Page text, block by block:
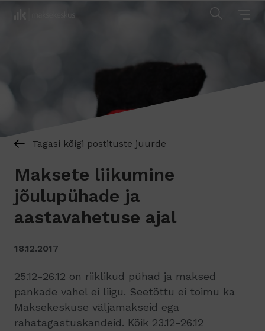
Tagasi kõigi postituste juurde
Maksete liikumine
jõulupühade ja
aastavahetuse ajal
18.12.2017
25.12-26.12 on riiklikud pühad ja maksed
pankade vahel ei liigu. Seetõttu ei toimu ka
Maksekeskuse väljamakseid ega
rahatagastuskandeid. Kõik 23.12-26.12